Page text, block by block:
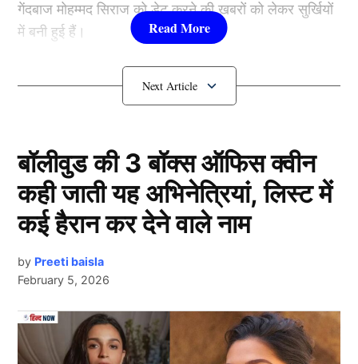
गेंदबाज मोहम्मद सिराज को डेट करने की खबरों को लेकर सुर्खियों
में बनी हुई हैं।
हालांकि, दोनों ने अब तक इन खबरों पर कोई रिएक्शन नहीं दिया
है। वहीं एक इंटरव्यू में माहिरा शर्मा (Mahira Sharma) ने कहा था
ऐसा बयान दे डाला जिसे सुनकर हर कोई चौंक जाएगा।
12-13 बच्चे चाहती हैं Mahira Sharma
Next Article
बॉलीवुड की 3 बॉक्स ऑफिस क्वीन
कही जाती यह अभिनेत्रियां, लिस्ट में
कई हैरान कर देने वाले नाम
by Preeti baisla
February 5, 2026